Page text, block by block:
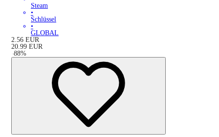
Steam
•
Schlüssel
•
GLOBAL
2.56 EUR
20.99 EUR
-88%